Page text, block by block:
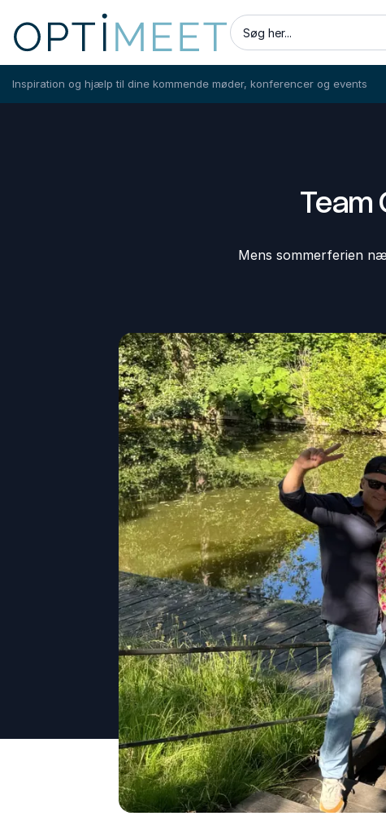
Søg her...
Inspiration og hjælp til dine kommende møder, konferencer og events
Team
Mens sommerferien